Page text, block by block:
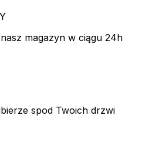
magazyn w ciągu 24h
spod Twoich drzwi